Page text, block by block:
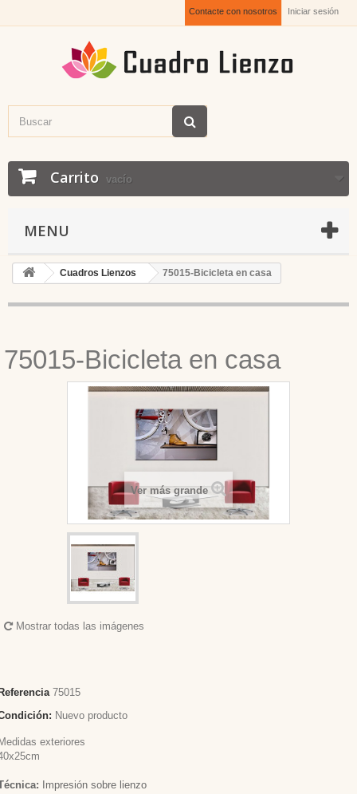
Iniciar sesión
Contacte con nosotros
Carrito vacío
MENU
Cuadros Lienzos 75015-Bicicleta en casa
75015-Bicicleta en casa
Ver más grande
Mostrar todas las imágenes
75015
Nuevo producto
exteriores
Impresión sobre lienzo